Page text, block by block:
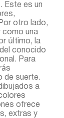
Este es un
otro lado,
como una
último, la
conocido
Para
de suerte.
a
ofrece
extras y